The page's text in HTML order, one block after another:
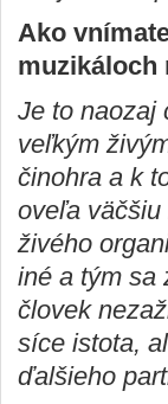
Ako
muzikáloch
Je to naozaj
veľkým
činohra a k
oveľa väčšiu
živého
iné a tým sa
človek
síce istota,
ďalšieho